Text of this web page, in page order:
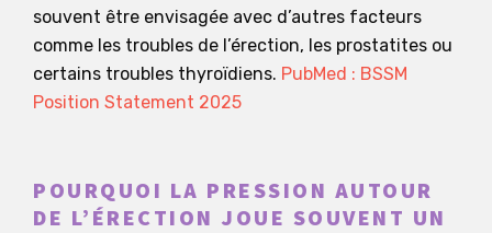
souvent être envisagée avec d’autres facteurs
comme les troubles de l’érection, les prostatites ou
certains troubles thyroïdiens. PubMed : BSSM
Position Statement 2025
POURQUOI LA PRESSION AUTOUR
DE L’ÉRECTION JOUE SOUVENT UN